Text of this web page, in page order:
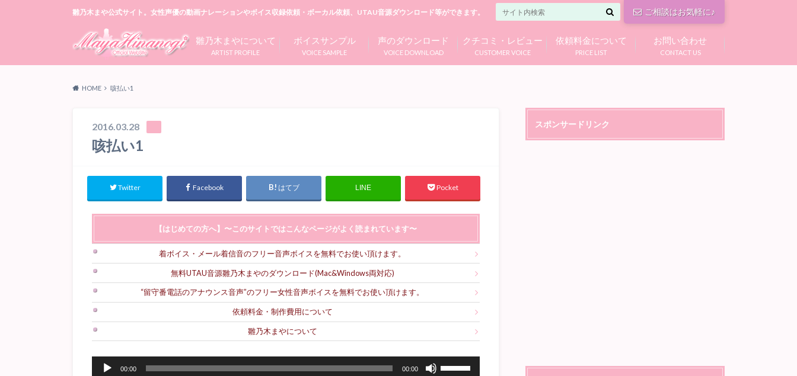
雛乃木まや公式サイト。女性声優の動画ナレーションやボイス収録依頼・ボーカル依頼、UTAU音源ダウンロード等ができます。 ご相談はお気軽に♪
ARTIST PROFILE
雛乃木まやについて
VOICE SAMPLE
ボイスサンプル
VOICE DOWNLOAD
声のダウンロード
CUSTOMER VOICE
クチコミ・レビュー
PRICE LIST
依頼料金について
CONTACT US
お問い合わせ
HOME 咳払い1
2016.03.28
咳払い1
Twitter Facebook はてブ LINE Pocket
【はじめての方へ】〜このサイトではこんなページがよく読まれています〜
着ボイス・メール着信音のフリー音声ボイスを無料でお使い頂けます。
無料UTAU音源雛乃木まやのダウンロード(Mac&Windows両対応)
“留守番電話のアナウンス音声”のフリー女性音声ボイスを無料でお使い頂けます。
依頼料金・制作費用について
雛乃木まやについて
00:00 00:00
スポンサードリンク